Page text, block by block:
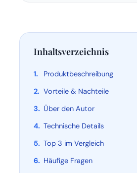
Inhaltsverzeichnis
Produktbeschreibung
Vorteile & Nachteile
Über den Autor
Technische Details
Top 3 im Vergleich
Häufige Fragen